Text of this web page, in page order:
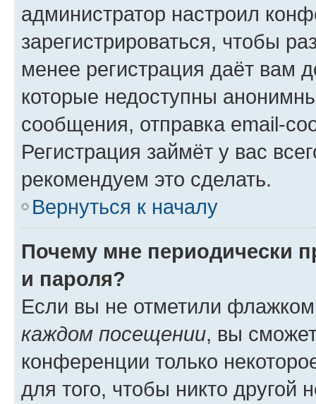
администратор настроил
зарегистрироваться, чтобы
менее регистрация даёт вам
которые недоступны
сообщения, отправка email-
Регистрация займёт у вас
рекомендуем это сделать.
Вернуться к началу
Почему мне периодически
и пароля?
Если вы не отметили
каждом посещении, вы
конференции только
для того, чтобы никто другой